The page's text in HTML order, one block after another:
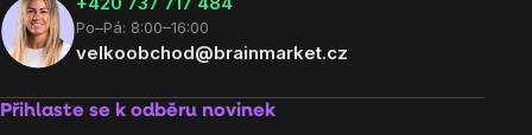
Po–Pá: 8:00–16:00
velkoobchod@brainmarket.cz
Přihlaste se k odběru novinek